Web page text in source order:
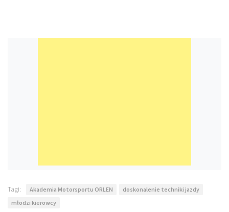
Tagi: Akademia Motorsportu ORLEN
doskonalenie techniki jazdy
młodzi kierowcy